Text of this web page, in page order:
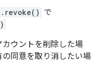
で
ウントを削除した場
同意を取り消したい場